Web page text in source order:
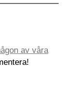
av våra